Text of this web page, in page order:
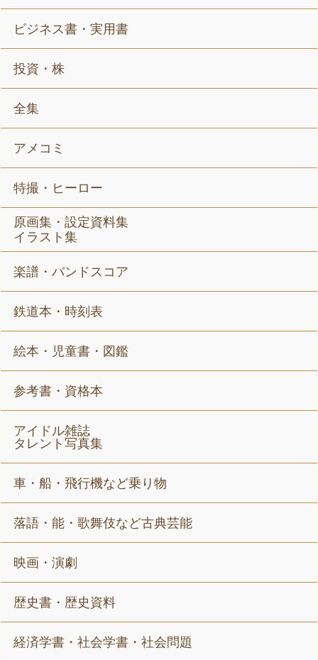
ビジネス書・実用書
投資・株
全集
アメコミ
特撮・ヒーロー
原画集・設定資料集
イラスト集
楽譜・バンドスコア
鉄道本・時刻表
絵本・児童書・図鑑
参考書・資格本
アイドル雑誌
タレント写真集
車・船・飛行機など乗り物
落語・能・歌舞伎など古典芸能
映画・演劇
歴史書・歴史資料
経済学書・社会学書・社会問題